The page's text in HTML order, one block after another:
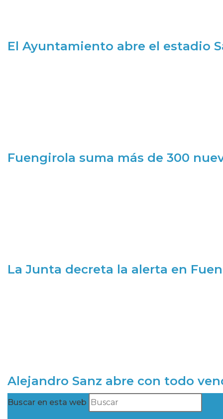
El Ayuntamiento abre el estadio
Fuengirola suma más de 300
La Junta decreta la alerta en
Alejandro Sanz abre con todo
Buscar en esta web